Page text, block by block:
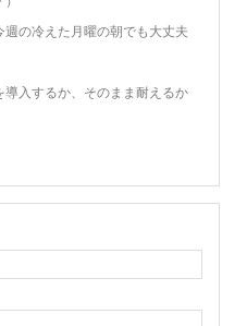
の冷えた月曜の朝でも大丈夫
入するか、そのまま耐えるか